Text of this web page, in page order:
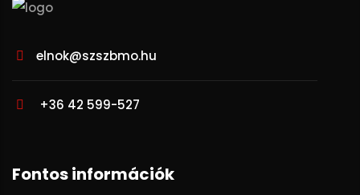
elnok@szszbmo.hu
+36 42 599-527
Fontos információk